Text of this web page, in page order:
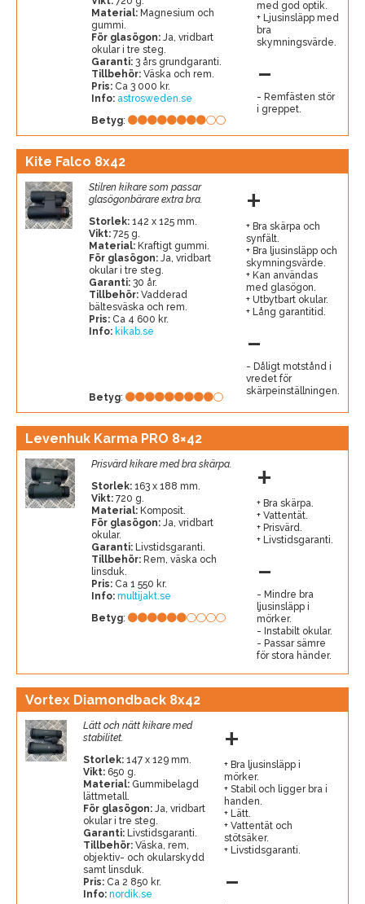
Material: Magnesium och
gummi.
För glasögon: Ja, vridbart
okular i tre steg.
Garanti: 3 års grundgaranti.
Tillbehör: Väska och rem.
Pris: Ca 3 000 kr.
Info: astrosweden.se
Betyg:
med god optik.
Ljusinsläpp med
bra
skymningsvärde.
-
Remfästen stör
i greppet.
Kite Falco 8x42
Stilren kikare som passar
glasögonbärare extra bra.
Storlek:142 x 125 mm.
Vikt:725 g.
Material:Kraftigt gummi.
För glasögon:Ja, vridbart
okular i tre steg.
Garanti:30 år.
Tillbehör:Vadderad
bältesväska och rem.
Pris:Ca 4 600 kr.
Info: kikab.se
Betyg:
+
Bra skärpa och
synfält.
Bra ljusinsläpp och
skymningsvärde.
Kan användas
med glasögon.
Utbytbart okular.
Lång garantitid.
-
Dåligt motstånd i
vredet för
skärpeinställningen.
Levenhuk Karma PRO 8×42
Prisvärd kikare med bra skärpa.
Storlek: 163 x 188 mm.
Vikt: 720 g.
Material: Komposit.
För glasögon: Ja, vridbart
okular.
Garanti: Livstidsgaranti.
Tillbehör: Rem, väska och
linsduk.
Pris: Ca 1 550 kr.
Info: multijakt.se
Betyg:
+
Bra skärpa.
Vattentät.
Prisvärd.
Livstidsgaranti.
-
Mindre bra
ljusinsläpp i
mörker.
Instabilt okular.
Passar sämre
för stora händer.
Vortex Diamondback 8x42
Lätt och nätt kikare med
stabilitet.
Storlek: 147 x 129 mm.
Vikt: 650 g.
Material: Gummibelagd
lättmetall.
För glasögon: Ja, vridbart
okular i tre steg.
Garanti: Livstidsgaranti.
Tillbehör: Väska, rem,
objektiv- och okularskydd
samt linsduk.
Pris: Ca 2 850 kr.
Info: nordik.se
+
Bra ljusinsläpp i
mörker.
Stabil och ligger bra i
handen.
Lätt.
Vattentät och
stötsäker.
Livstidsgaranti.
-